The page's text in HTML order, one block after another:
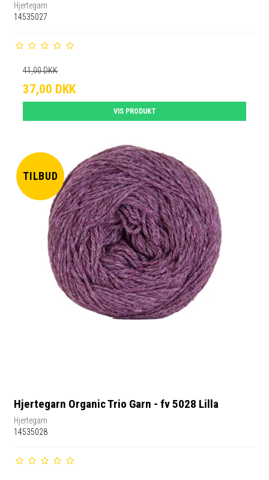
Hjertegarn
14535027
41,00 DKK
37,00 DKK
VIS PRODUKT
TILBUD
Hjertegarn Organic Trio Garn - fv 5028 Lilla
Hjertegarn
14535028